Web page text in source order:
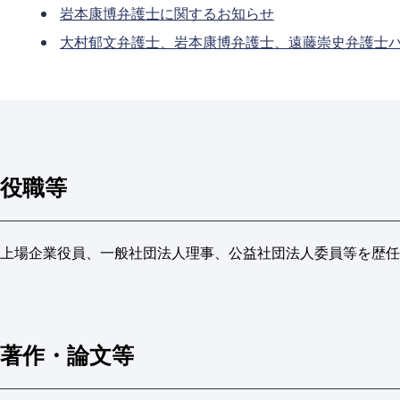
岩本康博弁護士に関するお知らせ
大村郁文弁護士、岩本康博弁護士、遠藤崇史弁護士
役職等
上場企業役員、一般社団法人理事、公益社団法人委員等を歴任
著作・論文等